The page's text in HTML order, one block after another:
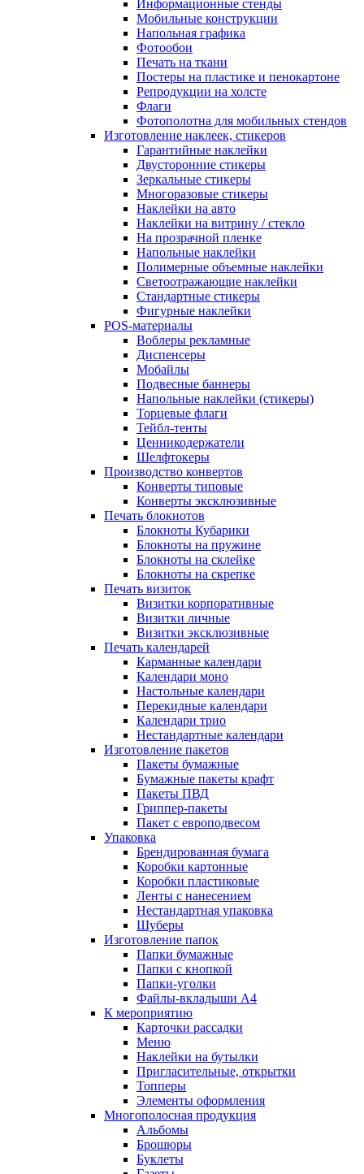
Информационные стенды
Мобильные конструкции
Напольная графика
Фотообои
Печать на ткани
Постеры на пластике и пенокартоне
Репродукции на холсте
Флаги
Фотополотна для мобильных стендов
Изготовление наклеек, стикеров
Гарантийные наклейки
Двусторонние стикеры
Зеркальные стикеры
Многоразовые стикеры
Наклейки на авто
Наклейки на витрину / стекло
На прозрачной пленке
Напольные наклейки
Полимерные объемные наклейки
Светоотражающие наклейки
Стандартные стикеры
Фигурные наклейки
POS-материалы
Воблеры рекламные
Диспенсеры
Мобайлы
Подвесные баннеры
Напольные наклейки (стикеры)
Торцевые флаги
Тейбл-тенты
Ценникодержатели
Шелфтокеры
Производство конвертов
Конверты типовые
Конверты эксклюзивные
Печать блокнотов
Блокноты Кубарики
Блокноты на пружине
Блокноты на склейке
Блокноты на скрепке
Печать визиток
Визитки корпоративные
Визитки личные
Визитки эксклюзивные
Печать календарей
Карманные календари
Календари моно
Настольные календари
Перекидные календари
Календари трио
Нестандартные календари
Изготовление пакетов
Пакеты бумажные
Бумажные пакеты крафт
Пакеты ПВД
Гриппер-пакеты
Пакет с европодвесом
Упаковка
Брендированная бумага
Коробки картонные
Коробки пластиковые
Ленты с нанесением
Нестандартная упаковка
Шуберы
Изготовление папок
Папки бумажные
Папки с кнопкой
Папки-уголки
Файлы-вкладыши А4
К мероприятию
Карточки рассадки
Меню
Наклейки на бутылки
Пригласительные, открытки
Топперы
Элементы оформления
Многополосная продукция
Альбомы
Брошюры
Буклеты